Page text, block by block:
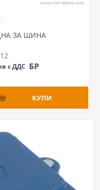
ЗА ШИНА
с ДДС БР